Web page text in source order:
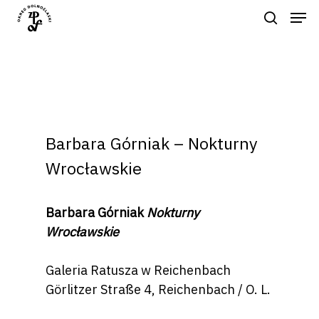
Barbara Górniak – Nokturny
Wrocławskie
Barbara GórniakNokturny
Wrocławskie
Galeria Ratusza w Reichenbach
Görlitzer Straße 4, Reichenbach / O. L.